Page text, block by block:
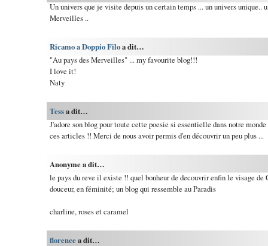
Un univers que je visite depuis un certain temps ... un univers unique..
Merveilles ..
Ricamo a Doppio Filoa dit…
"Au pays des Merveilles" ... my favourite blog!!!
I love it!
Naty
Tessa dit…
J'adore son blog pour toute cette poesie si essentielle dans notre
ces articles !! Merci de nous avoir permis d'en découvrir un peu plus ...
Anonyme a dit…
le pays du reve il existe !! quel bonheur de decouvrir enfin le visage de
douceur, en féminité; un blog qui ressemble au Paradis
charline, roses et caramel
florencea dit…